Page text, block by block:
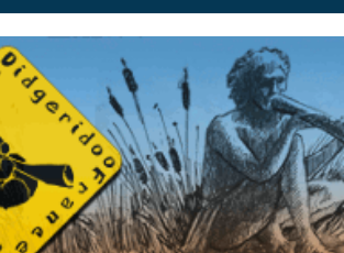
sur France Didgeridoo - retrouvez la communauté.